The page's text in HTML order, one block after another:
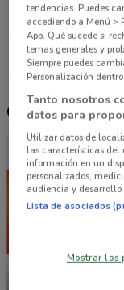
8.3 km
Otros catálogos
tendencias. Puedes
accediendo a Menú >
App. Qué sucede si
temas generales y
Siempre puedes
Personalización
Tanto nosotros
datos para
Utilizar datos de
las características del
información en un
personalizados,
audiencia y desarrollo
Lista de asociados
Mostrar los